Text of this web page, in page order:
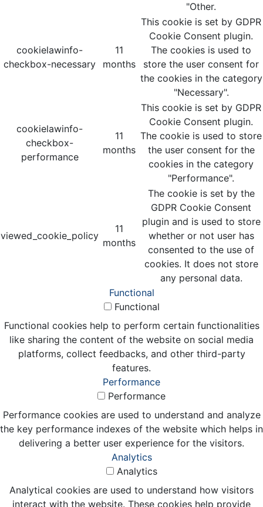
"Other.
cookielawinfo-
checkbox-necessary
11
months
This cookie is set by GDPR
Cookie Consent plugin.
The cookies is used to
store the user consent for
the cookies in the category
"Necessary".
cookielawinfo-
checkbox-
performance
11
months
This cookie is set by GDPR
Cookie Consent plugin.
The cookie is used to store
the user consent for the
cookies in the category
"Performance".
viewed_cookie_policy
11
months
The cookie is set by the
GDPR Cookie Consent
plugin and is used to store
whether or not user has
consented to the use of
cookies. It does not store
any personal data.
Functional
Functional
Functional cookies help to perform certain functionalities
like sharing the content of the website on social media
platforms, collect feedbacks, and other third-party
features.
Performance
Performance
Performance cookies are used to understand and analyze
the key performance indexes of the website which helps in
delivering a better user experience for the visitors.
Analytics
Analytics
Analytical cookies are used to understand how visitors
interact with the website. These cookies help provide